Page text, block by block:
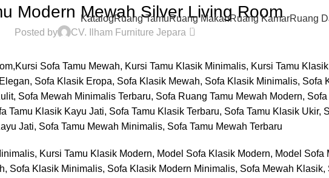
KatalogRuang TamuRuang MakanRuang KamarRuang
Modern Mewah Silver Living Room
Posted by CV. Ilham Furniture Jepara 0
Kursi Tamu Klasik Modern, Model Sofa Klasik Modern, Model Sofa
Sofa Klasik Minimalis, Sofa Klasik Modern Minimalis, Sofa Mewah Klasik,